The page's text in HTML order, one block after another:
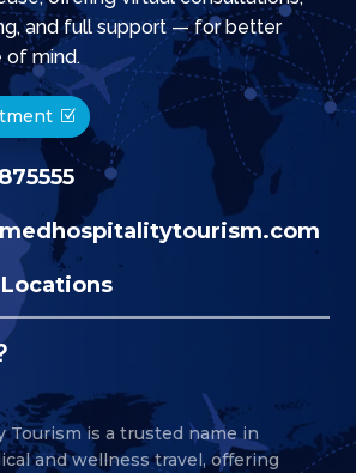
and full support — for better
of mind.
Tourism is a trusted name in
and wellness travel, offering